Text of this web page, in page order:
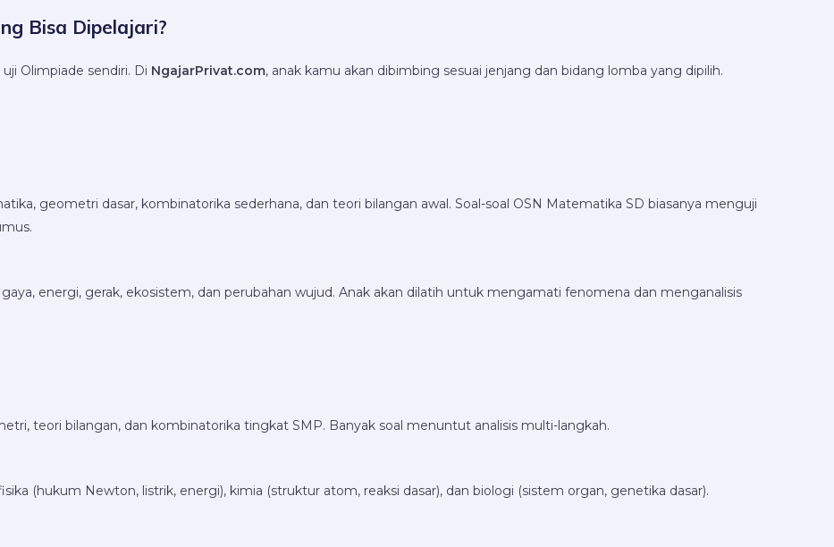
Bisa Dipelajari?
Olimpiade sendiri. Di NgajarPrivat.com, anak kamu akan dibimbing sesuai jenjang dan bidang lomba yang dipilih.
geometri dasar, kombinatorika sederhana, dan teori bilangan awal. Soal-soal OSN Matematika SD biasanya menguji
gaya, energi, gerak, ekosistem, dan perubahan wujud. Anak akan dilatih untuk mengamati fenomena dan menganalisis
teori bilangan, dan kombinatorika tingkat SMP. Banyak soal menuntut analisis multi-langkah.
(hukum Newton, listrik, energi), kimia (struktur atom, reaksi dasar), dan biologi (sistem organ, genetika dasar).